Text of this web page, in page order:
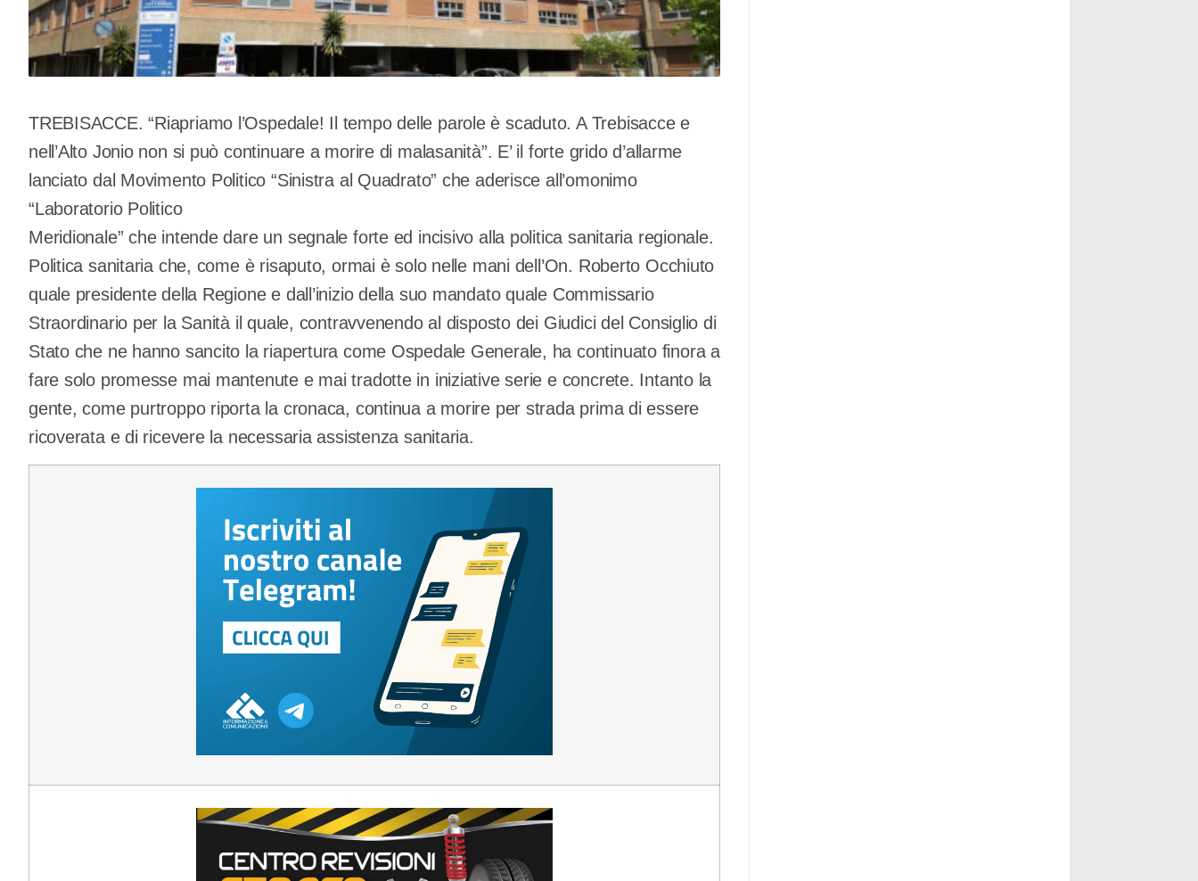
TREBISACCE. “Riapriamo l’Ospedale! Il tempo delle parole è scaduto. A Trebisacce e
nell’Alto Jonio non si può continuare a morire di malasanità”. E’ il forte grido d’allarme
lanciato dal Movimento Politico “Sinistra al Quadrato” che aderisce all’omonimo
“Laboratorio Politico
Meridionale” che intende dare un segnale forte ed incisivo alla politica sanitaria regionale.
Politica sanitaria che, come è risaputo, ormai è solo nelle mani dell’On. Roberto Occhiuto
quale presidente della Regione e dall’inizio della suo mandato quale Commissario
Straordinario per la Sanità il quale, contravvenendo al disposto dei Giudici del Consiglio di
Stato che ne hanno sancito la riapertura come Ospedale Generale, ha continuato finora a
fare solo promesse mai mantenute e mai tradotte in iniziative serie e concrete. Intanto la
gente, come purtroppo riporta la cronaca, continua a morire per strada prima di essere
ricoverata e di ricevere la necessaria assistenza sanitaria.